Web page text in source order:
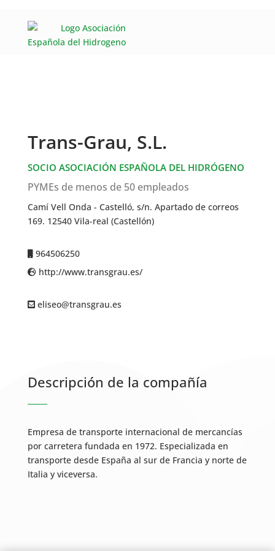
Trans-Grau, S.L.
SOCIO ASOCIACIÓN ESPAÑOLA DEL HIDRÓGENO
PYMEs de menos de 50 empleados
Camí Vell Onda - Castelló, s/n. Apartado de correos
169. 12540 Vila-real (Castellón)
964506250
http://www.transgrau.es/
eliseo@transgrau.es
Descripción de la compañía
Empresa de transporte internacional de mercancías
por carretera fundada en 1972. Especializada en
transporte desde España al sur de Francia y norte de
Italia y viceversa.